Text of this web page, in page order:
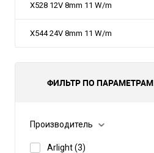
X528 12V 8mm 11 W/m
X544 24V 8mm 11 W/m
ФИЛЬТР ПО ПАРАМЕТРАМ
Производитель
Arlight(3)